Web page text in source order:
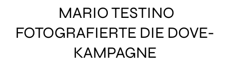
MARIO TESTINO
FOTOGRAFIERTE DIE DOVE-
KAMPAGNE